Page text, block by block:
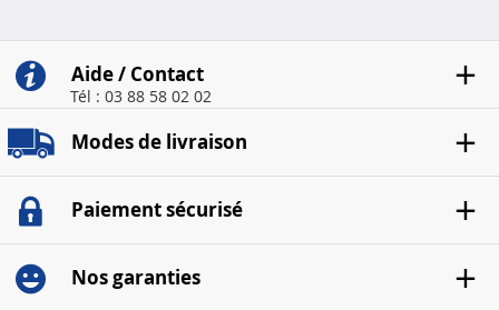
Aide / Contact
Tél : 03 88 58 02 02
Modes de livraison
Paiement sécurisé
Nos garanties